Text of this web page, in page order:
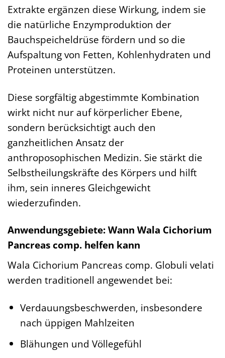
Extrakte ergänzen diese Wirkung, indem sie
die natürliche Enzymproduktion der
Bauchspeicheldrüse fördern und so die
Aufspaltung von Fetten, Kohlenhydraten und
Proteinen unterstützen.
Diese sorgfältig abgestimmte Kombination
wirkt nicht nur auf körperlicher Ebene,
sondern berücksichtigt auch den
ganzheitlichen Ansatz der
anthroposophischen Medizin. Sie stärkt die
Selbstheilungskräfte des Körpers und hilft
ihm, sein inneres Gleichgewicht
wiederzufinden.
Anwendungsgebiete: Wann Wala Cichorium
Pancreas comp. helfen kann
Wala Cichorium Pancreas comp. Globuli velati
werden traditionell angewendet bei:
Verdauungsbeschwerden, insbesondere
nach üppigen Mahlzeiten
Blähungen und Völlegefühl